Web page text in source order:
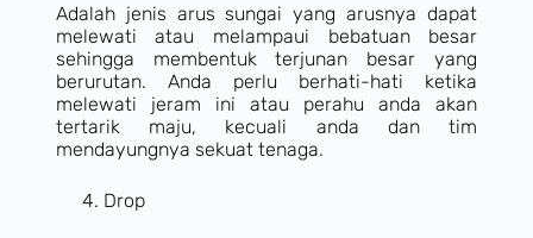
Adalah jenis arus sungai yang arusnya dapat
melewati atau melampaui bebatuan besar
sehingga membentuk terjunan besar yang
berurutan. Anda perlu berhati-hati ketika
melewati jeram ini atau perahu anda akan
tertarik maju, kecuali anda dan tim
mendayungnya sekuat tenaga.
Drop